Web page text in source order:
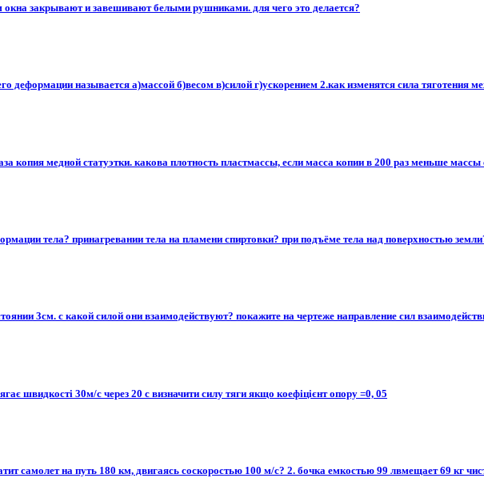
закрывают и завешивают белыми рушниками. для чего это делается?
деформации называется а)массой б)весом в)силой г)ускорением 2.как изменятся сила тяготения
копия медной статуэтки. какова плотность пластмассы, если масса копии в 200 раз меньше
тела? принагревании тела на пламени спиртовки? при подъёме тела над поверхностью
3см. с какой силой они взаимодействуют? покажите на чертеже направление сил
швидкості 30м/с через 20 с визначити силу тяги якщо коефіцієнт опору =0, 05​
самолет на путь 180 км, двигаясь соскоростью 100 м/с? 2. бочка емкостью 99 лвмещает 69 кг